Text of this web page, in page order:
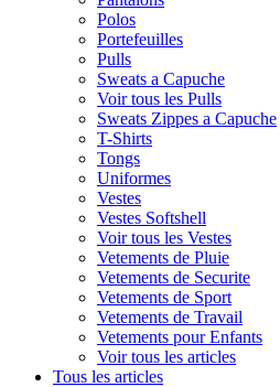
Polos
Portefeuilles
Pulls
Sweats a Capuche
Voir tous les Pulls
Sweats Zippes a Capuche
T-Shirts
Tongs
Uniformes
Vestes
Vestes Softshell
Voir tous les Vestes
Vetements de Pluie
Vetements de Securite
Vetements de Sport
Vetements de Travail
Vetements pour Enfants
Voir tous les articles
Tous les articles